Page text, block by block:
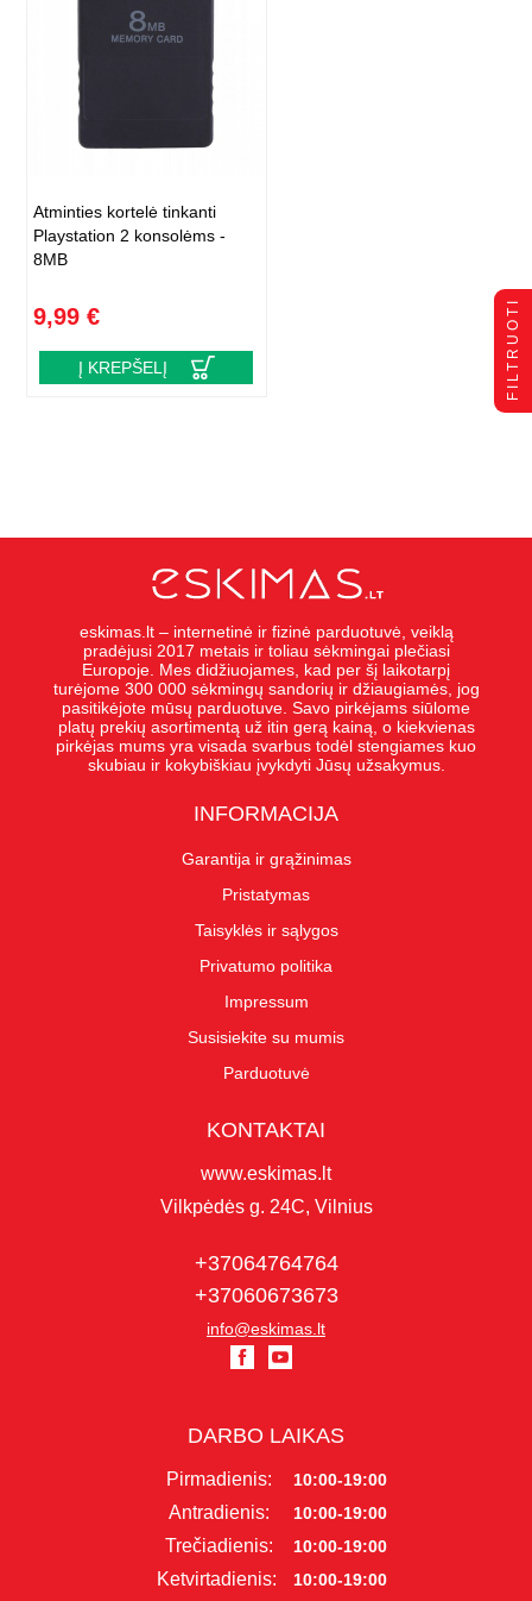
Atminties kortelė tinkanti
Playstation 2 konsolėms -
8MB
9,99 €
Į KREPŠELĮ
eskimas.lt – internetinė ir fizinė parduotuvė, veiklą
pradėjusi 2017 metais ir toliau sėkmingai plečiasi
Europoje. Mes didžiuojames, kad per šį laikotarpį
turėjome 300 000 sėkmingų sandorių ir džiaugiamės, jog
pasitikėjote mūsų parduotuve. Savo pirkėjams siūlome
platų prekių asortimentą už itin gerą kainą, o kiekvienas
pirkėjas mums yra visada svarbus todėl stengiames kuo
skubiau ir kokybiškiau įvykdyti Jūsų užsakymus.
INFORMACIJA
Garantija ir grąžinimas
Pristatymas
Taisyklės ir sąlygos
Privatumo politika
Impressum
Susisiekite su mumis
Parduotuvė
KONTAKTAI
www.eskimas.lt
Vilkpėdės g. 24C, Vilnius
+37064764764
+37060673673
info@eskimas.lt
DARBO LAIKAS
Pirmadienis: 10:00-19:00
Antradienis: 10:00-19:00
Trečiadienis: 10:00-19:00
Ketvirtadienis: 10:00-19:00
FILTRUOTI